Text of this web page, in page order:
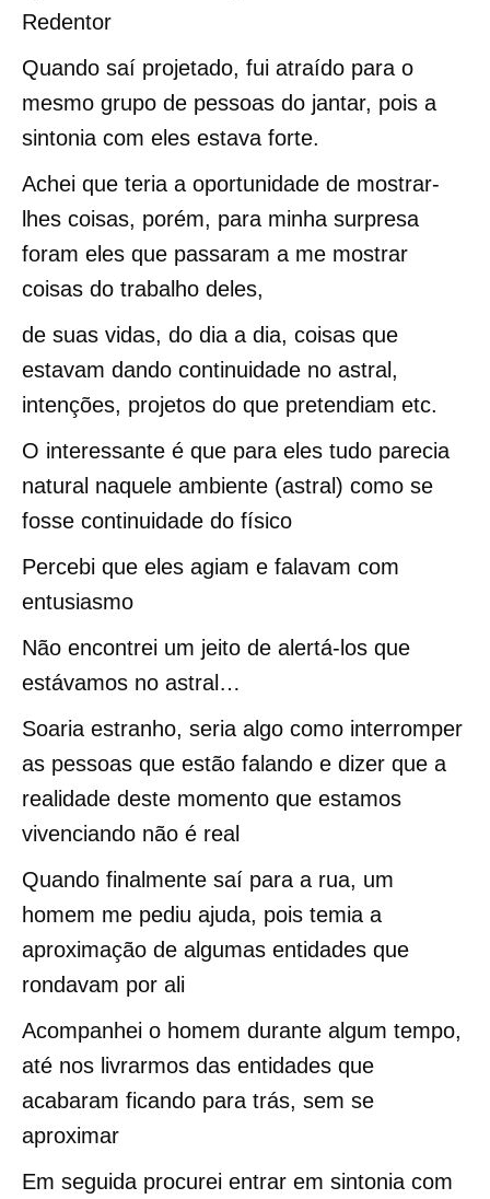
Redentor
Quando saí projetado, fui atraído para o
mesmo grupo de pessoas do jantar, pois a
sintonia com eles estava forte.
Achei que teria a oportunidade de mostrar-
lhes coisas, porém, para minha surpresa
foram eles que passaram a me mostrar
coisas do trabalho deles,
de suas vidas, do dia a dia, coisas que
estavam dando continuidade no astral,
intenções, projetos do que pretendiam etc.
O interessante é que para eles tudo parecia
natural naquele ambiente (astral) como se
fosse continuidade do físico
Percebi que eles agiam e falavam com
entusiasmo
Não encontrei um jeito de alertá-los que
estávamos no astral…
Soaria estranho, seria algo como interromper
as pessoas que estão falando e dizer que a
realidade deste momento que estamos
vivenciando não é real
Quando finalmente saí para a rua, um
homem me pediu ajuda, pois temia a
aproximação de algumas entidades que
rondavam por ali
Acompanhei o homem durante algum tempo,
até nos livrarmos das entidades que
acabaram ficando para trás, sem se
aproximar
Em seguida procurei entrar em sintonia com